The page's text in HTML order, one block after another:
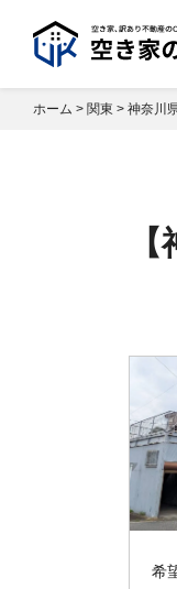
ホーム > 関東 > 神奈川
希